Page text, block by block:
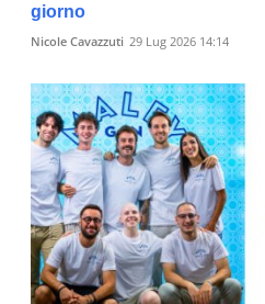
giorno
Nicole Cavazzuti 29 Lug 2026 14:14